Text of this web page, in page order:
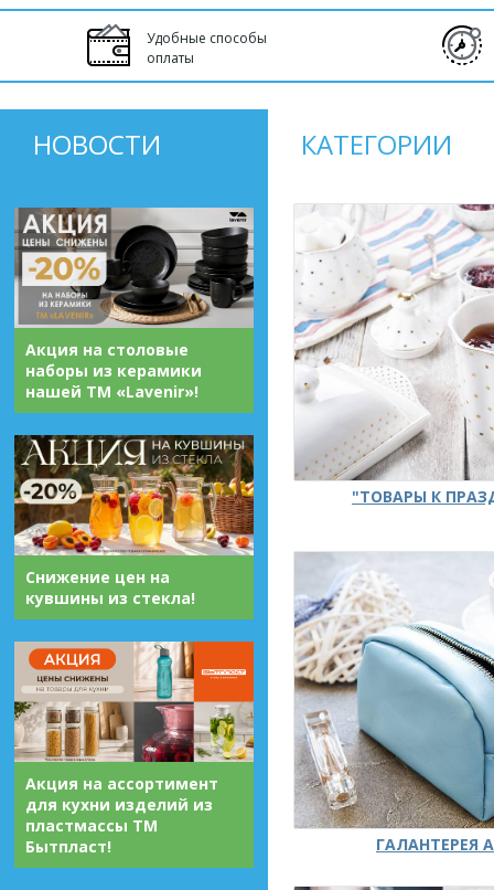
Удобные способы
оплаты
НОВОСТИ
Акция на столовые
наборы из керамики
нашей ТМ «Lavenir»!
Снижение цен на
кувшины из стекла!
Акция на ассортимент
для кухни изделий из
пластмассы ТМ
Бытпласт!
КАТЕГОРИИ
"ТОВАРЫ К
ГАЛАНТЕРЕЯ